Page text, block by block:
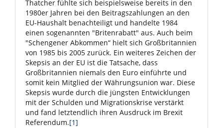
Thatcher fühlte sich beispielsweise bereits in den
1980er Jahren bei den Beitragszahlungen an den
EU-Haushalt benachteiligt und handelte 1984
einen sogenannten "Britenrabatt" aus. Auch beim
"Schengener Abkommen“ hielt sich Großbritannien
von 1985 bis 2005 zurück. Ein weiteres Zeichen der
Skepsis an der EU ist die Tatsache, dass
Großbritannien niemals den Euro einführte und
somit kein Mitglied der Währungsunion war. Diese
Skepsis wurde durch die jüngsten Entwicklungen
mit der Schulden und Migrationskrise verstärkt
und fand letztendlich ihren Ausdruck im Brexit
Referendum.[1]